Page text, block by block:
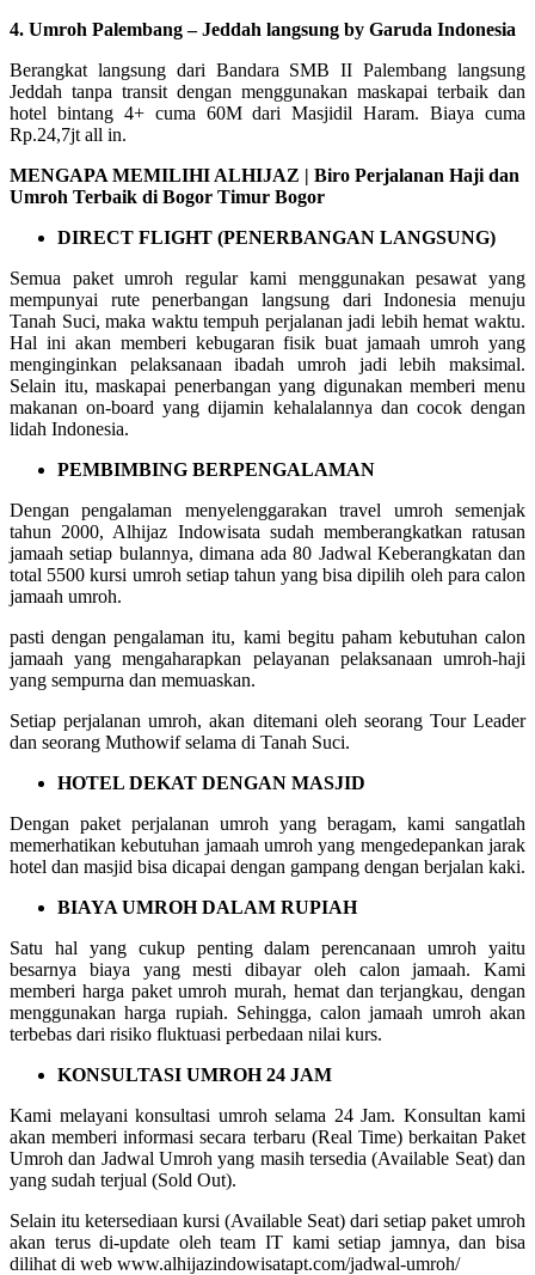
4. Umroh Palembang – Jeddah langsung by Garuda Indonesia
Berangkat langsung dari Bandara SMB II Palembang langsung
Jeddah tanpa transit dengan menggunakan maskapai terbaik dan
hotel bintang 4+ cuma 60M dari Masjidil Haram. Biaya cuma
Rp.24,7jt all in.
MENGAPA MEMILIHI ALHIJAZ | Biro Perjalanan Haji dan
Umroh Terbaik di Bogor Timur Bogor
DIRECT FLIGHT (PENERBANGAN LANGSUNG)
Semua paket umroh regular kami menggunakan pesawat yang
mempunyai rute penerbangan langsung dari Indonesia menuju
Tanah Suci, maka waktu tempuh perjalanan jadi lebih hemat waktu.
Hal ini akan memberi kebugaran fisik buat jamaah umroh yang
menginginkan pelaksanaan ibadah umroh jadi lebih maksimal.
Selain itu, maskapai penerbangan yang digunakan memberi menu
makanan on-board yang dijamin kehalalannya dan cocok dengan
lidah Indonesia.
PEMBIMBING BERPENGALAMAN
Dengan pengalaman menyelenggarakan travel umroh semenjak
tahun 2000, Alhijaz Indowisata sudah memberangkatkan ratusan
jamaah setiap bulannya, dimana ada 80 Jadwal Keberangkatan dan
total 5500 kursi umroh setiap tahun yang bisa dipilih oleh para calon
jamaah umroh.
pasti dengan pengalaman itu, kami begitu paham kebutuhan calon
jamaah yang mengaharapkan pelayanan pelaksanaan umroh-haji
yang sempurna dan memuaskan.
Setiap perjalanan umroh, akan ditemani oleh seorang Tour Leader
dan seorang Muthowif selama di Tanah Suci.
HOTEL DEKAT DENGAN MASJID
Dengan paket perjalanan umroh yang beragam, kami sangatlah
memerhatikan kebutuhan jamaah umroh yang mengedepankan jarak
hotel dan masjid bisa dicapai dengan gampang dengan berjalan kaki.
BIAYA UMROH DALAM RUPIAH
Satu hal yang cukup penting dalam perencanaan umroh yaitu
besarnya biaya yang mesti dibayar oleh calon jamaah. Kami
memberi harga paket umroh murah, hemat dan terjangkau, dengan
menggunakan harga rupiah. Sehingga, calon jamaah umroh akan
terbebas dari risiko fluktuasi perbedaan nilai kurs.
KONSULTASI UMROH 24 JAM
Kami melayani konsultasi umroh selama 24 Jam. Konsultan kami
akan memberi informasi secara terbaru (Real Time) berkaitan Paket
Umroh dan Jadwal Umroh yang masih tersedia (Available Seat) dan
yang sudah terjual (Sold Out).
Selain itu ketersediaan kursi (Available Seat) dari setiap paket umroh
akan terus di-update oleh team IT kami setiap jamnya, dan bisa
dilihat di web www.alhijazindowisatapt.com/jadwal-umroh/